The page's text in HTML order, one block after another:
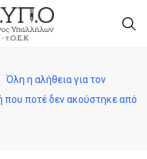
Όλη η αλήθεια για τον
ποτέ δεν ακούστηκε από